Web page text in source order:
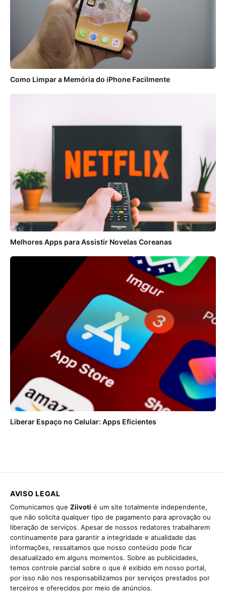
Como Limpar a Memória do iPhone Facilmente
Melhores Apps para Assistir Novelas Coreanas
Liberar Espaço no Celular: Apps Eficientes
AVISO LEGAL
Comunicamos que Ziivoti é um site totalmente independente,
que não solicita qualquer tipo de pagamento para aprovação ou
liberação de serviços. Apesar de nossos redatores trabalharem
continuamente para garantir a integridade e atualidade das
informações, ressaltamos que nosso conteúdo pode ficar
desatualizado em alguns momentos. Sobre as publicidades,
temos controle parcial sobre o que é exibido em nosso portal,
por isso não nos responsabilizamos por serviços prestados por
terceiros e oferecidos por meio de anúncios.